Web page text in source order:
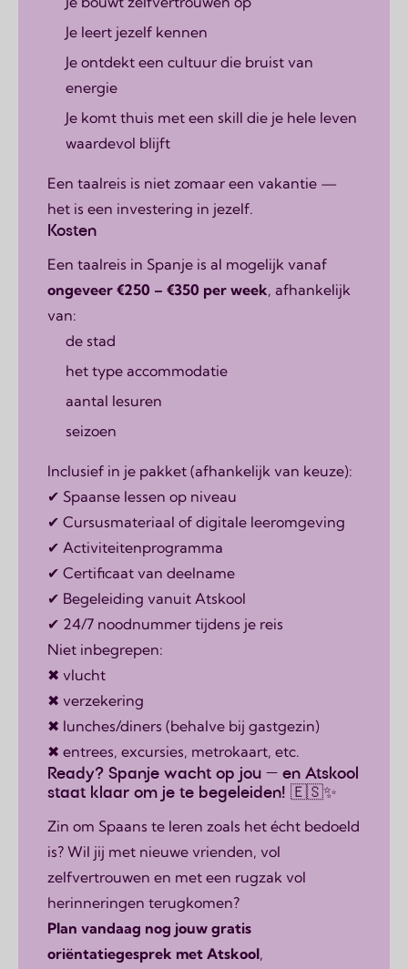
Je leert jezelf kennen
Je ontdekt een cultuur die bruist van
energie
Je komt thuis met een skill die je hele leven
waardevol blijft
Een taalreis is niet zomaar een vakantie —
het is een investering in jezelf.
Kosten
Een taalreis in Spanje is al mogelijk vanaf
ongeveer €250 – €350 per week, afhankelijk
van:
de stad
het type accommodatie
aantal lesuren
seizoen
Inclusief in je pakket (afhankelijk van keuze):
✔ Spaanse lessen op niveau
✔ Cursusmateriaal of digitale leeromgeving
✔ Activiteitenprogramma
✔ Certificaat van deelname
✔ Begeleiding vanuit Atskool
✔ 24/7 noodnummer tijdens je reis
Niet inbegrepen:
✖ vlucht
✖ verzekering
✖ lunches/diners (behalve bij gastgezin)
✖ entrees, excursies, metrokaart, etc.
Ready? Spanje wacht op jou — en Atskool
staat klaar om je te begeleiden! 🇪🇸✨
Zin om Spaans te leren zoals het écht bedoeld
is? Wil jij met nieuwe vrienden, vol
zelfvertrouwen en met een rugzak vol
herinneringen terugkomen?
Plan vandaag nog jouw gratis
oriëntatiegesprek met Atskool,